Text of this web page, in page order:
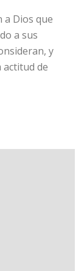
a Dios que
a sus
y
de